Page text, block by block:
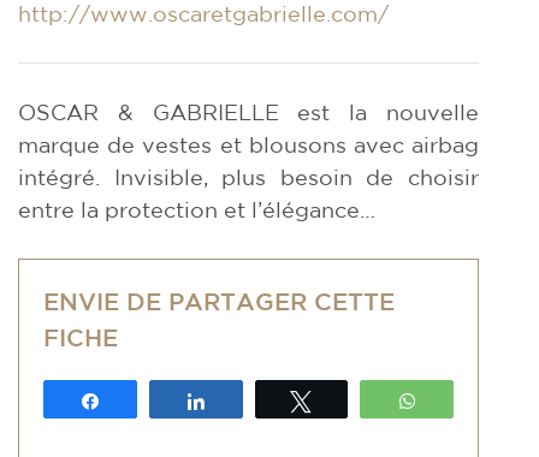
http://www.oscaretgabrielle.com/
OSCAR & GABRIELLE est la nouvelle
marque de vestes et blousons avec airbag
intégré. Invisible, plus besoin de choisir
entre la protection et l’élégance…
ENVIE DE PARTAGER CETTE
FICHE